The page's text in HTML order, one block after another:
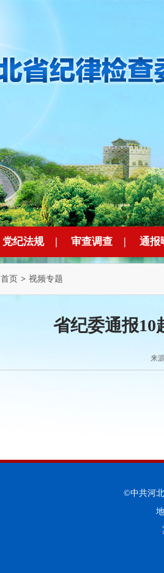
党纪法规 | 审查调查 | 通报
首页 > 视频专题
省纪委通报10
来
©中共河